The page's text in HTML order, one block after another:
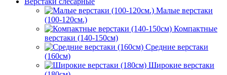
Малые верстаки
(100-120см.)
Компактные
верстаки (140-150см)
Средние верстаки
(160см)
Широкие верстаки